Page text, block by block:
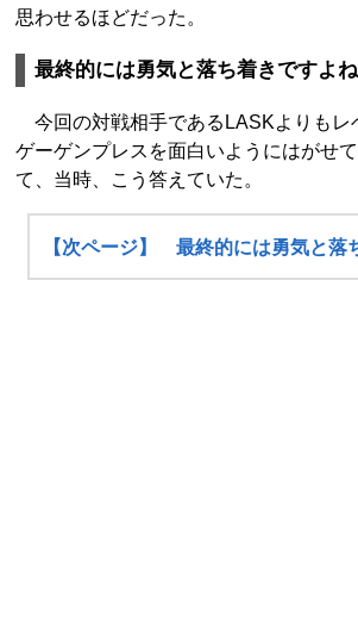
思わせるほどだった。
最終的には勇気と落ち着きですよね
今回の対戦相手であるLASKよりもレ
ゲーゲンプレスを面白いようにはがせ
て、当時、こう答えていた。
【次ページ】 最終的には勇気と落